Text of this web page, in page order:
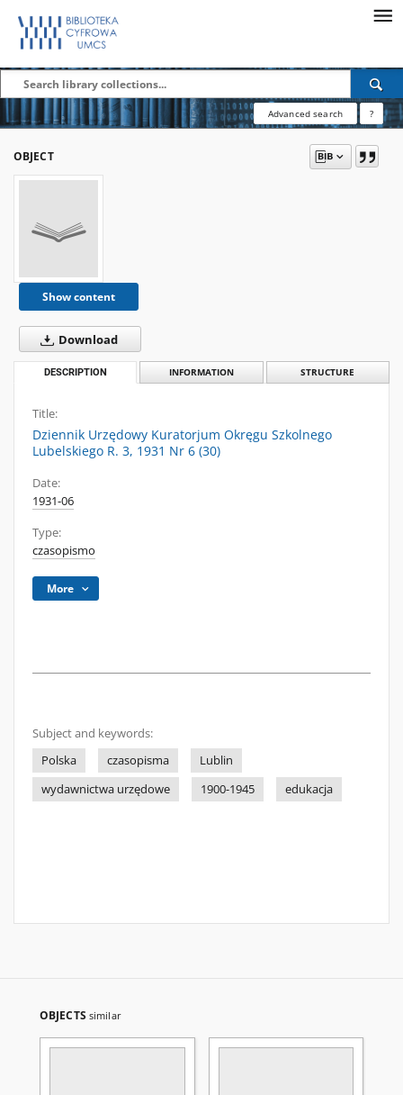
Advanced search ?
OBJECT
Show content
Download
DESCRIPTION INFORMATION STRUCTURE
Title:
Dziennik Urzędowy Kuratorjum Okręgu Szkolnego
Lubelskiego R. 3, 1931 Nr 6 (30)
Date:
1931-06
Type:
czasopismo
More
Subject and keywords:
Polska
czasopisma
Lublin
wydawnictwa urzędowe
1900-1945 edukacja
OBJECTS similar